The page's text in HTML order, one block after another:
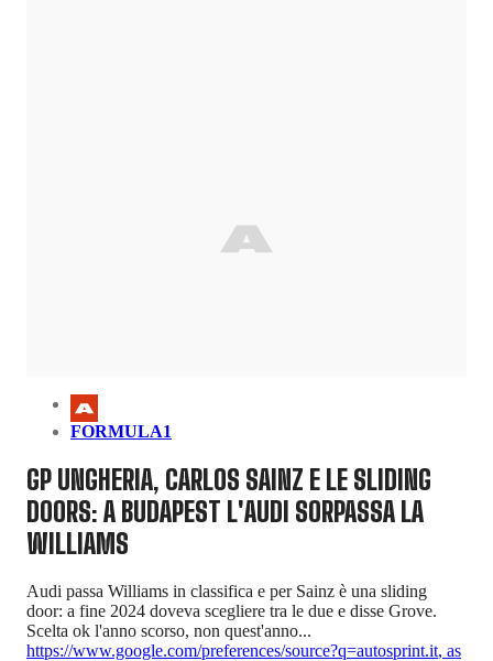
FORMULA1
GP UNGHERIA, CARLOS SAINZ E LE SLIDING
DOORS: A BUDAPEST L'AUDI SORPASSA LA
WILLIAMS
Audi passa Williams in classifica e per Sainz è una sliding
door: a fine 2024 doveva scegliere tra le due e disse Grove.
Scelta ok l'anno scorso, non quest'anno...
https://www.google.com/preferences/source?q=autosprint.it, as